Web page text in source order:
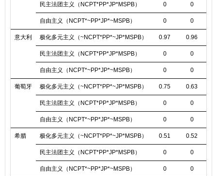
民主法团主义（NCPT*PP*JP*MSPB） 0 0
自由主义（NCPT*~PP*JP*~MSPB） 0 0
意大利 极化多元主义（~NCPT*PP*~JP*MSPB） 0.97 0.96
民主法团主义（NCPT*PP*JP*MSPB） 0 0
自由主义（NCPT*~PP*JP*~MSPB） 0 0
葡萄牙 极化多元主义（~NCPT*PP*~JP*MSPB） 0.75 0.63
民主法团主义（NCPT*PP*JP*MSPB） 0 0
自由主义（NCPT*~PP*JP*~MSPB） 0 0
希腊 极化多元主义（~NCPT*PP*~JP*MSPB） 0.51 0.52
民主法团主义（NCPT*PP*JP*MSPB） 0 0
自由主义（NCPT*~PP*JP*~MSPB） 0 0